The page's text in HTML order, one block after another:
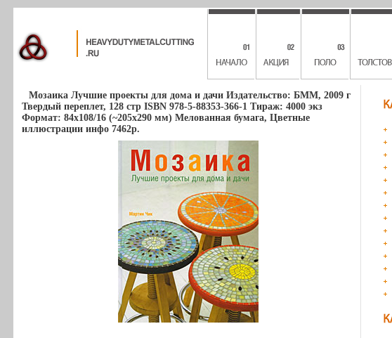
Мозаика Лучшие проекты для дома и дачи Издательство: БММ, 2009 г
Твердый переплет, 128 стр ISBN 978-5-88353-366-1 Тираж: 4000 экз
Формат: 84x108/16 (~205х290 мм) Мелованная бумага, Цветные
иллюстрации инфо 7462p.